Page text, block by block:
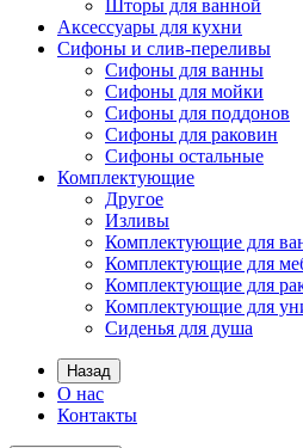
Шторы для ванной
Аксессуары для кухни
Сифоны и слив-переливы
Сифоны для ванны
Сифоны для мойки
Сифоны для поддонов
Сифоны для раковин
Сифоны остальные
Комплектующие
Другое
Изливы
Комплектующие для
Комплектующие для
Комплектующие для
Комплектующие для
Сиденья для душа
Назад
О нас
Контакты